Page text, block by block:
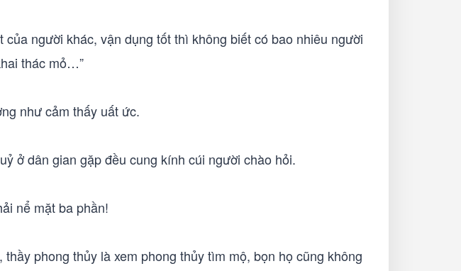
người khác, vận dụng tốt thì không biết có bao nhiêu người
thác mỏ…”
như cảm thấy uất ức.
ở dân gian gặp đều cung kính cúi người chào hỏi.
nể mặt ba phần!
phong thủy là xem phong thủy tìm mộ, bọn họ cũng không